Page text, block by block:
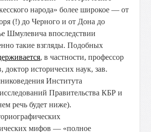
народа» более широкое — от
(!) до Черного и от Дона до
Шмулевича впоследствии
такие взгляды. Подобных
, в частности, профессор
историчесих наук, зав.
Института
Правительства КБР и
речь будет ниже).
мифов — «полное